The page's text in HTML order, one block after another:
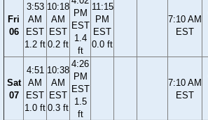
Fri
06
3:53
AM
EST
1.2 ft
10:18
AM
EST
0.2 ft
PM
EST
1.4
ft
11:15
PM
EST
0.0 ft
7:10 AM
EST
Sat
07
4:51
AM
EST
1.0 ft
10:38
AM
EST
0.3 ft
4:26
PM
EST
1.5
ft
7:10 AM
EST